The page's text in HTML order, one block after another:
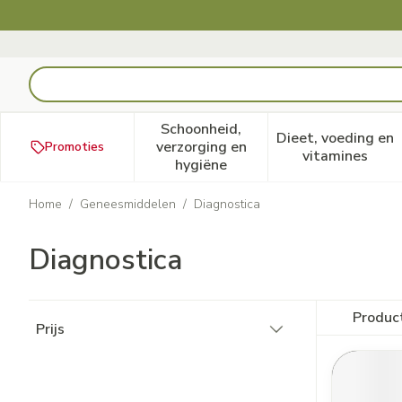
Product, merk, categorie...
Promoties
Schoonheid,
verzorging en
hygiëne
Toon submenu voor
Dieet, voeding en
vitamines
Toon
Home / Geneesmiddelen / Diagnostica
Diagnostica
Prijs